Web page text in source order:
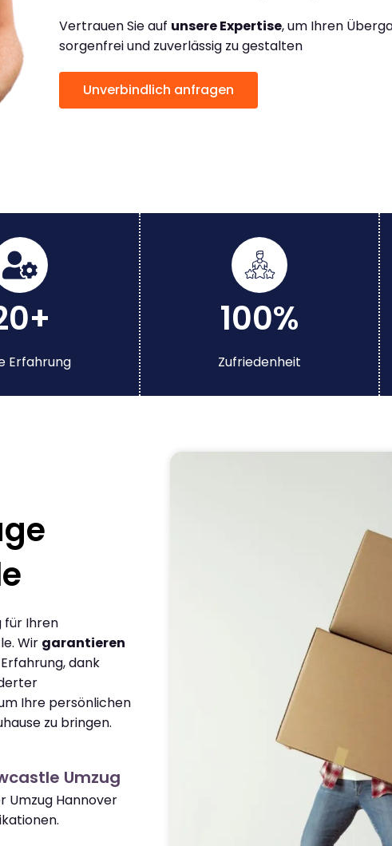
Vertrauen Sie auf unsere Expertise, um Ihren
sorgenfrei und zuverlässig zu gestalten
Unverbindlich anfragen
Erfahrung
100%
Zufriedenheit
für Ihren
Wir garantieren
dank
Ihre persönlichen
zu bringen.
Umzug
Umzug Hannover